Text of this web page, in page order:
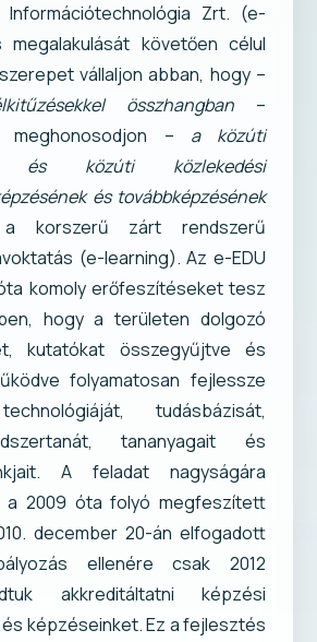
Információtechnológia Zrt. (e-
megalakulását követően célul
vállaljon abban, hogy –
összhangban–
meghonosodjon – a közúti
és közúti közlekedési
és továbbképzésének
korszerű zárt rendszerű
(e-learning). Az e-EDU
komoly erőfeszítéseket tesz
hogy a területen dolgozó
kutatókat összegyűjtve és
folyamatosan fejlessze
tudásbázisát,
tananyagait és
A feladat nagyságára
a 2009 óta folyó megfeszített
december 20-án elfogadott
ellenére csak 2012
akkreditáltatni képzési
képzéseinket. Ez a fejlesztés